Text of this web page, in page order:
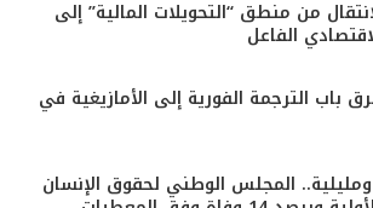
من منطق “التحويلات المالية” إلى
الفاعل
الترجمة الفورية إلى الأمازيغية في
المجلس الوطني لحقوق الإنسان